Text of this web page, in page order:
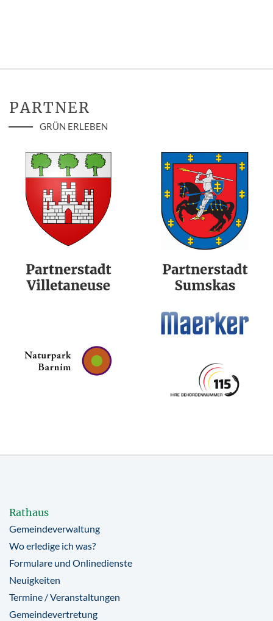
PARTNER
GRÜN ERLEBEN
Rathaus
Gemeindeverwaltung
Wo erledige ich was?
Formulare und Onlinedienste
Neuigkeiten
Termine / Veranstaltungen
Gemeindevertretung